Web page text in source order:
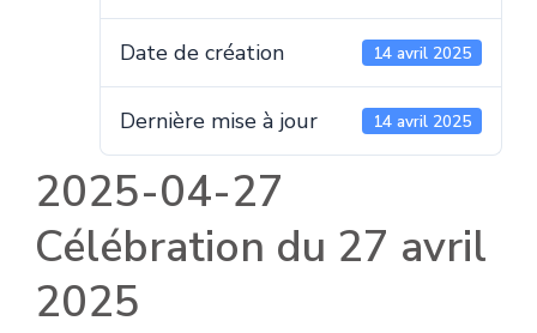
Date de création 14 avril 2025
Dernière mise à jour 14 avril 2025
2025-04-27
Célébration du 27 avril
2025